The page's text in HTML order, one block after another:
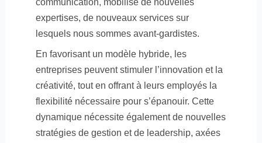
communication, mobilise de nouvelles
expertises, de nouveaux services sur
lesquels nous sommes avant-gardistes.
En favorisant un modèle hybride, les
entreprises peuvent stimuler l’innovation et la
créativité, tout en offrant à leurs employés la
flexibilité nécessaire pour s’épanouir. Cette
dynamique nécessite également de nouvelles
stratégies de gestion et de leadership, axées